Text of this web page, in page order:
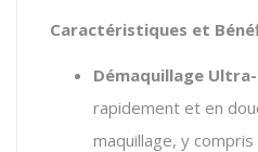
Caractéristiques et
Démaquillage
rapidement et en
maquillage, y compris